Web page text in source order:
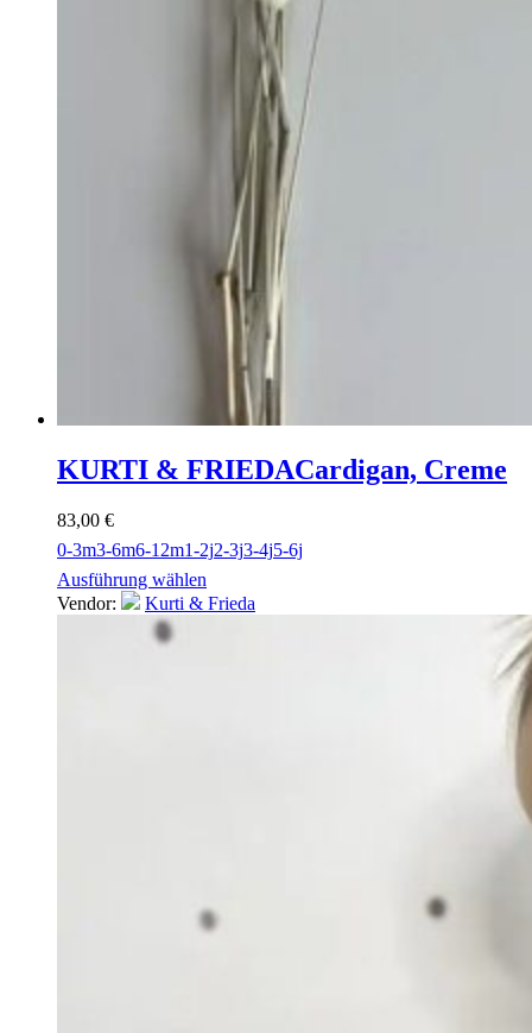
KURTI & FRIEDACardigan, Creme
83,00 €
0-3m3-6m6-12m1-2j2-3j3-4j5-6j
Ausführung wählen
Vendor:
Kurti & Frieda